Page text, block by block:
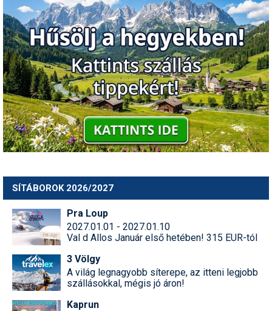
SÍTÁBOROK 2026/2027
Pra Loup
2027.01.01 - 2027.01.10
Val d Allos Január első hetében! 315 EUR-tól
3 Völgy
A világ legnagyobb síterepe, az itteni legjobb
szállásokkal, mégis jó áron!
Kaprun